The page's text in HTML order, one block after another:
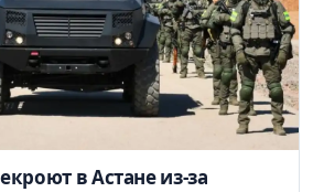
в Астане из-за